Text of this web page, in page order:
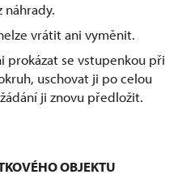
vrátit ani vyměnit.
prokázat se vstupenkou při
uschovat ji po celou
ji znovu předložit.
OBJEKTU